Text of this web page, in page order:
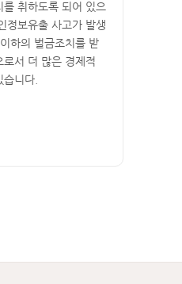
취하도록 되어 있으
정보유출 사고가 발생
하의 벌금조치를 받
서 더 많은 경제적
니다.